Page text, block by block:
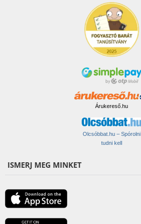
Árukereső.hu
Olcsóbbat.hu – Spórolni
tudni kell
ISMERJ MEG MINKET